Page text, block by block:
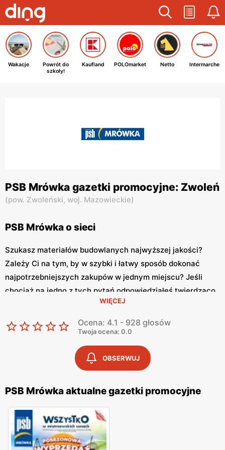
Wakacje
Powrót do
szkoły!
Kaufland POLOmarket Netto Intermarche
PSB Mrówka gazetki promocyjne: Zwoleń
(pow. Zwoleński, woj. Mazowieckie)
PSB Mrówka o sieci
Szukasz materiałów budowlanych najwyższej jakości?
Zależy Ci na tym, by w szybki i łatwy sposób dokonać
najpotrzebniejszych zakupów w jednym miejscu? Jeśli
chociaż na jedno z tych pytań odpowiedziałeś twierdząco,
mamy dla Ciebie doskonałą wiadomość. Idealnym
prezentem dla Ciebie może okazać się sklep mrówka, który
oferuje swoim klientom artykuły domowe oraz produkty
budowlane stworzone z myślą o wymagających
konsumentach, którzy doskonale wiedzą czego chcą.
Mrówka PSBto nic innego jak sklep budowlany mający w
swojej ofercie akcesoria oraz sprzęty z kategorii dom i
ogród. Mrówka to wyjątkowy sklep samoobsługowy, który
na rynku jest już od ponad osiemnastu lat. Dzięki
WIĘCEJ
Ocena: 4.1 - 928 głosów
Twoja ocena: 0.0
OBSERWUJ
PSB Mrówka aktualne gazetki promocyjne